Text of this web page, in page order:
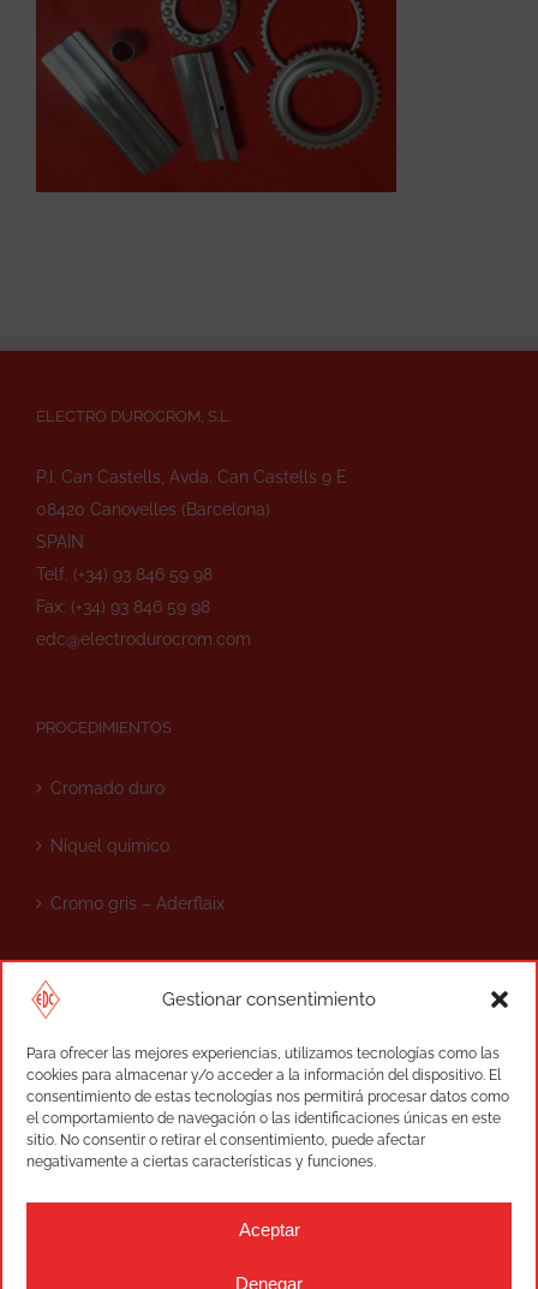
Gestionar consentimiento
Para ofrecer las mejores experiencias, utilizamos tecnologías como las
cookies para almacenar y/o acceder a la información del dispositivo. El
consentimiento de estas tecnologías nos permitirá procesar datos como
el comportamiento de navegación o las identificaciones únicas en este
sitio. No consentir o retirar el consentimiento, puede afectar
negativamente a ciertas características y funciones.
Aceptar
Denegar
ELECTRO DUROCROM, S.L.
P.I. Can Castells, Avda. Can Castells 9 E
08420 Canovelles (Barcelona)
SPAIN
Telf. (+34) 93 846 59 98
Fax: (+34) 93 846 59 98
edc@electrodurocrom.com
PROCEDIMIENTOS
Cromado duro
Níquel químico
Cromo gris – Aderflaix
MÁS INFORMACIÓN
Control de calidad
Contacto